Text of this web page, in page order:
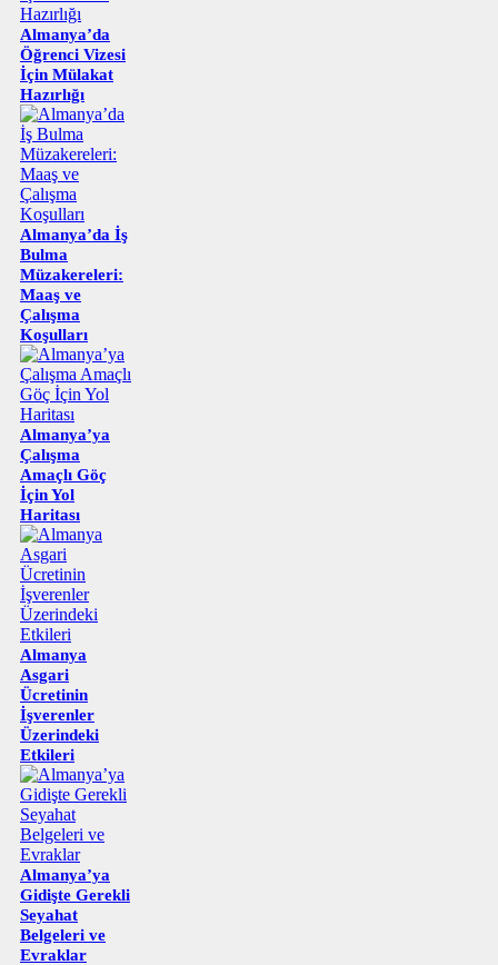
Almanya’da
Öğrenci Vizesi
İçin Mülakat
Hazırlığı
Almanya’da İş
Bulma
Müzakereleri:
Maaş ve
Çalışma
Koşulları
Almanya’ya
Çalışma
Amaçlı Göç
İçin Yol
Haritası
Almanya
Asgari
Ücretinin
İşverenler
Üzerindeki
Etkileri
Almanya’ya
Gidişte Gerekli
Seyahat
Belgeleri ve
Evraklar